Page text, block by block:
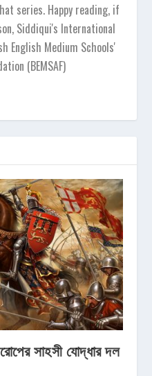
series. Happy reading, if
Siddiqui's International
English Medium Schools'
(BEMSAF)
সাহসী যোদ্ধার দল